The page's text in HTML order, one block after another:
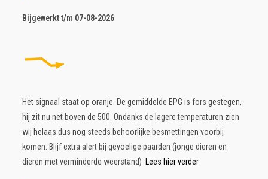
Bijgewerkt t/m 07-08-2026
Het signaal staat op oranje. De gemiddelde EPG is fors gestegen,
hij zit nu net boven de 500. Ondanks de lagere temperaturen zien
wij helaas dus nog steeds behoorlijke besmettingen voorbij
komen. Blijf extra alert bij gevoelige paarden (jonge dieren en
dieren met verminderde weerstand)Lees hier verder